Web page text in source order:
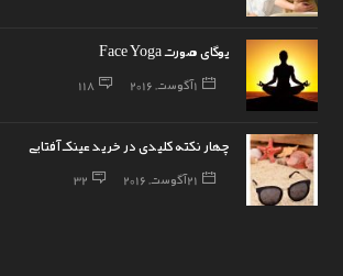
یوگای صورت Face Yoga
1 آگوست, 2016 118
چهار نکته کلیدی در خرید عینک آفتابی
21 آگوست, 2016 32